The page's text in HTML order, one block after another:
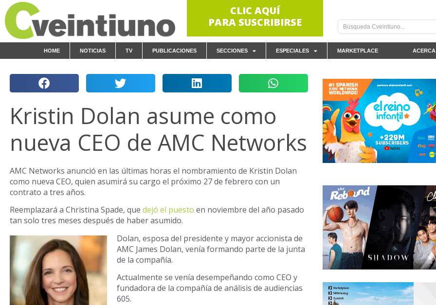
CLIC AQUÍ
PARA SUSCRIBIRSE
HOME NOTICIAS TV PUBLICACIONES SECCIONES ESPECIALES MARKETPLACE
Kristin Dolan asume como
nueva CEO de AMC Networks
AMC Networks anunció en las últimas horas el nombramiento de Kristin Dolan
como nueva CEO, quien asumirá su cargo el próximo 27 de febrero con un
contrato a tres años.
Reemplazará a Christina Spade, que dejó el puesto en noviembre del año pasado
tan solo tres meses después de haber asumido.
Dolan, esposa del presidente y mayor accionista de
AMC James Dolan, venía formando parte de la junta
de la compañía.
Actualmente se venía desempeñando como CEO y
fundadora de la compañía de análisis de audiencias
605.